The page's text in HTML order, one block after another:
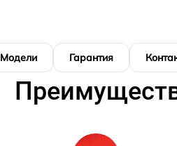
Модели Гарантия